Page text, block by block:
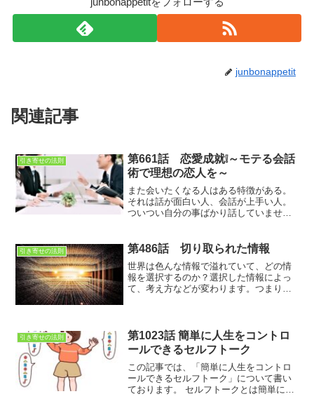
junbonappetit
関連記事
引き寄せの法則
第661話 恋愛成就❕～モテる会話
術で理想の恋人を～
また会いたくなる人はある特徴がある。
それは話が面白い人、会話が上手い人。
ついつい自分の事ばかり話していません
ね…
引き寄せの法則 第486話 切り取られた情報
世界は色んな情報で溢れていて、どの情
報を選択するのか？選択した情報によっ
て、考え方などが変わります。つまり、
引き寄せの法則
第1023話 簡単に人生をコントロ
ールできるセルフトーク
この記事では、「簡単に人生をコントロ
ールできるセルフトーク」に ついて書い
ております。 セルフトークとは簡単に言